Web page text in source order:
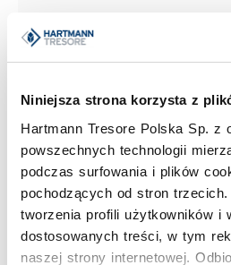
Niniejsza strona korzysta z
Hartmann Tresore Polska Sp. z
powszechnych technologii
podczas surfowania i plików
pochodzących od stron trzecich.
tworzenia profili użytkowników i
dostosowanych treści, w tym
naszej strony internetowej.
Wymiary wewnętrzne (W x Sz x G)
mm × mm × mm
Waga
245 kg